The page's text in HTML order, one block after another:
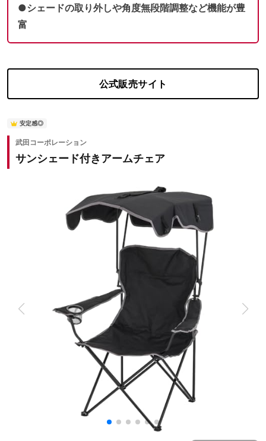
●シェードの取り外しや角度無段階調整など機能が豊
富
公式販売サイト
安定感◎
武田コーポレーション
サンシェード付きアームチェア